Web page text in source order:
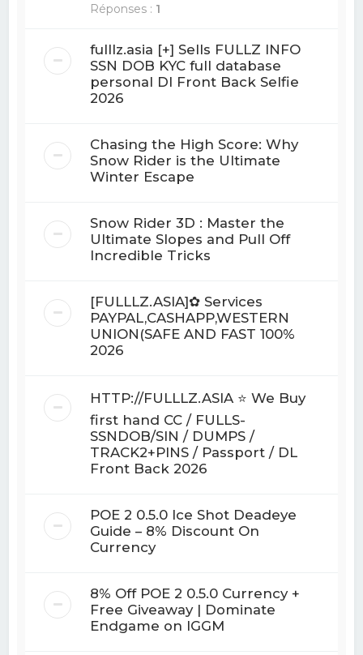
Réponses : 1
fulllz.asia [+] Sells FULLZ INFO
SSN DOB KYC full database
personal Dl Front Back Selfie
2026
Chasing the High Score: Why
Snow Rider is the Ultimate
Winter Escape
Snow Rider 3D : Master the
Ultimate Slopes and Pull Off
Incredible Tricks
[FULLLZ.ASIA]✿ Services
PAYPAL,CASHAPP,WESTERN
UNION(SAFE AND FAST 100%
2026
HTTP://FULLLZ.ASIA ⭐️ We Buy
first hand CC / FULLS-
SSNDOB/SIN / DUMPS /
TRACK2+PINS / Passport / DL
Front Back 2026
POE 2 0.5.0 Ice Shot Deadeye
Guide – 8% Discount On
Currency
8% Off POE 2 0.5.0 Currency +
Free Giveaway | Dominate
Endgame on IGGM